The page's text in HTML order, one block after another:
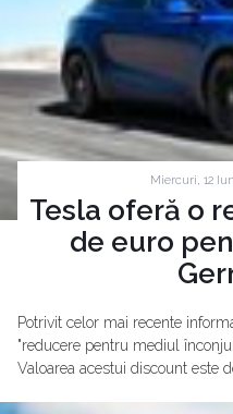
Miercuri, 12
Tesla oferă o
de euro
Potrivit celor mai recente
"reducere pentru mediul
Valoarea acestui discount este